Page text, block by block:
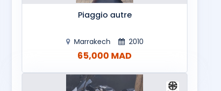
Piaggio autre
Marrakech 2010
65,000 MAD